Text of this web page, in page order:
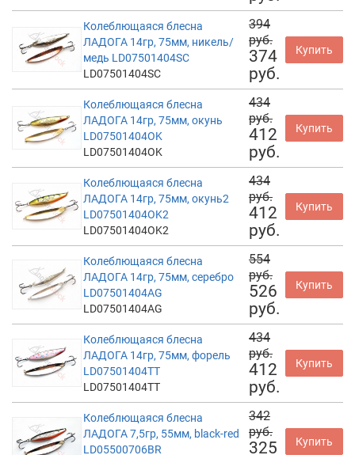
Колеблющаяся блесна
ЛАДОГА 14гр, 75мм, никель/
медь LD07501404SC
LD07501404SC
394
руб.
374
руб.
Купить
Колеблющаяся блесна
ЛАДОГА 14гр, 75мм, окунь
LD07501404OK
LD07501404OK
434
руб.
412
руб.
Купить
Колеблющаяся блесна
ЛАДОГА 14гр, 75мм, окунь2
LD07501404OK2
LD07501404OK2
434
руб.
412
руб.
Купить
Колеблющаяся блесна
ЛАДОГА 14гр, 75мм, серебро
LD07501404AG
LD07501404AG
554
руб.
526
руб.
Купить
Колеблющаяся блесна
ЛАДОГА 14гр, 75мм, форель
LD07501404TT
LD07501404TT
434
руб.
412
руб.
Купить
Колеблющаяся блесна
ЛАДОГА 7,5гр, 55мм, black-red
LD05500706BR
342
руб.
325
Купить